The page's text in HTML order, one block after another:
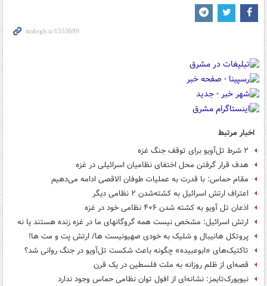
اخبار مرتبط
۲ شرط تل‌آویو برای توقف جنگ غزه
هدف قرار گرفتن محل اختفای نظامیان اسرائیلی در غزه
مقام حماس: با قدرت به عملیات طوفان الاقصی ادامه می‌دهیم
اعتراف ارتش اسرائیل به کشته‌شدن ۲ نظامی دیگر
اذعان تل آویو به کشته شدن ۴۰۶ نظامی خود در غزه
ارتش اسرائیل: مشخص نیست همه گروگانهای ما در غزه زنده هستند یا نه
پروتکل هانیبال و شلیک به خودی صهیونیست ها/ ارتش پت و مت ها!
تاکتیک‌های «ابوعبیده» چگونه باعث شکست تل‌آویو در جنگ روانی شد؟
قصه‌ای از ظلم روزانه به ملت فلسطین در یک قرن
نیویورک‌تایمز: نشانه‌ای از افول توان نظامی حماس وجود ندارد